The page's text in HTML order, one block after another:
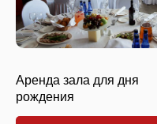
Аренда зала для дня
рождения